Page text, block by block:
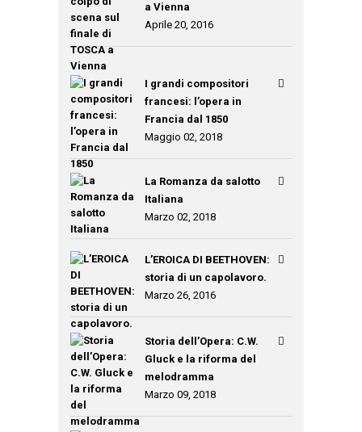
a Vienna
Aprile 20, 2016
I grandi compositori
francesi: l’opera in
Francia dal 1850
Maggio 02, 2018
La Romanza da salotto
Italiana
Marzo 02, 2018
L’EROICA DI BEETHOVEN:
storia di un capolavoro.
Marzo 26, 2016
Storia dell’Opera: C.W.
Gluck e la riforma del
melodramma
Marzo 09, 2018